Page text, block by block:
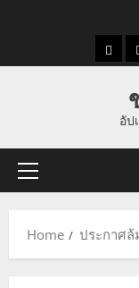
ราค
อัป
Primary
Home ประกาศล้